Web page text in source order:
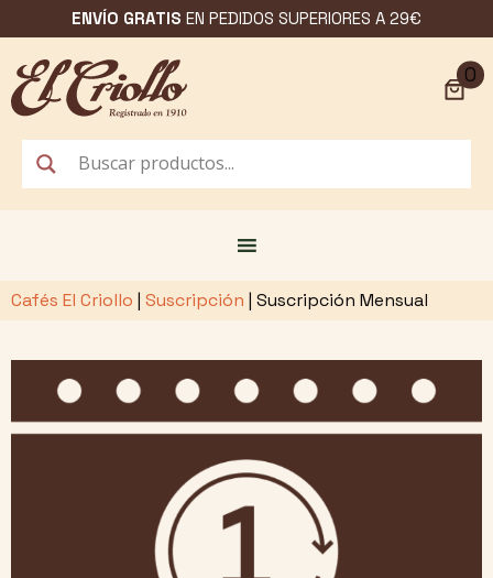
al
contenido
ENVÍO GRATIS EN PEDIDOS SUPERIORES A 29€
0
Cafés El Criollo | Suscripción | Suscripción Mensual